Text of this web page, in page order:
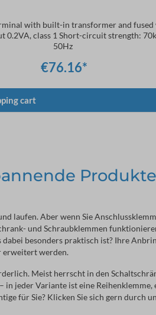
with built-in transformer and fused
0.2VA, class 1 Short-circuit strength:
50Hz
€76.16*
cart
laufen. Aber wenn Sie
und Schraubklemmen
besonders praktisch ist? Ihre
erweitert werden.
Meist herrscht in den
in jeder Variante ist eine Reihenklemme,
für Sie? Klicken Sie sich gern durch